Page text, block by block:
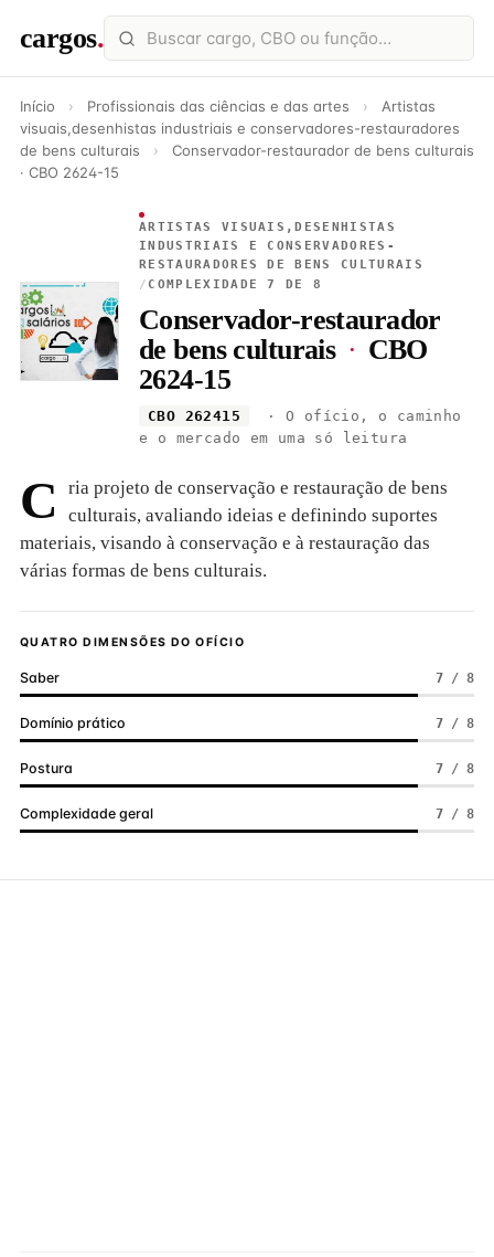
cargos.
Início › Profissionais das ciências e das artes ›
Artistas
visuais,desenhistas industriais e conservadores-restauradores
de bens culturais
›
Conservador-restaurador de bens culturais
· CBO 2624-15
ARTISTAS VISUAIS,DESENHISTAS
INDUSTRIAIS E CONSERVADORES-
RESTAURADORES DE BENS CULTURAIS
/ COMPLEXIDADE 7 DE 8
Conservador-restaurador
de bens culturais · CBO
2624-15
CBO 262415
· O ofício, o caminho
e o mercado em uma só leitura
C
ria projeto de conservação e restauração de bens
culturais, avaliando ideias e definindo suportes
materiais, visando à conservação e à restauração das
várias formas de bens culturais.
QUATRO DIMENSÕES DO OFÍCIO
Saber 7 / 8
Domínio prático 7 / 8
Postura 7 / 8
Complexidade geral 7 / 8